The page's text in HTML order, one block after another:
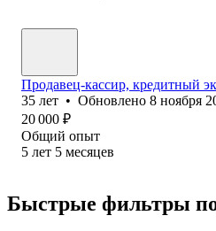
Продавец-кассир, кредитный
35 лет • Обновлено 8 ноября
20 000 ₽
Общий опыт
5 лет 5 месяцев
Быстрые фильтры